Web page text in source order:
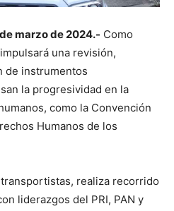
marzo de 2024.- Como
una revisión,
de instrumentos
la progresividad en la
como la Convención
Humanos de los
realiza recorrido
liderazgos del PRI, PAN y